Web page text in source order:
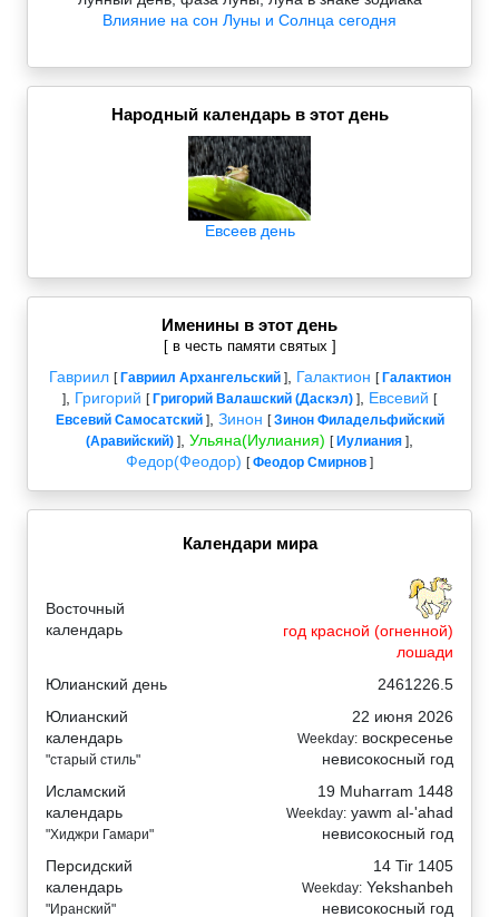
Влияние на сон Луны и Солнца сегодня
Народный календарь в этот день
Евсеев день
Именины в этот день
[ в честь памяти святых ]
Гавриил [Гавриил Архангельский], Галактион [Галактион
]
Григорий [Григорий Валашский (Даскэл) ] Евсевий [
Евсевий Самосатский], Зинон [Зинон Филадельфийский
(Аравийский) ] Ульяна(Иулиания) [Иулиания ]
Федор(Феодор) [Феодор Смирнов ]
Календари мира
Восточный
календарь
год красной (огненной)
лошади
Юлианский день
2461226.5
Юлианский
календарь
"старый стиль"
22 июня 2026
Weekday: воскресенье
невисокосный год
Исламский
календарь
"Хиджри Гамари"
19 Muharram 1448
Weekday: yawm al-'ahad
невисокосный год
Персидский
календарь
"Иранский"
14 Tir 1405
Weekday: Yekshanbeh
невисокосный год